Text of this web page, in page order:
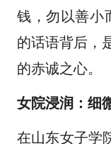
钱，勿以善小
的话语背后，
的赤诚之心。
女院浸润：细
在山东女子学